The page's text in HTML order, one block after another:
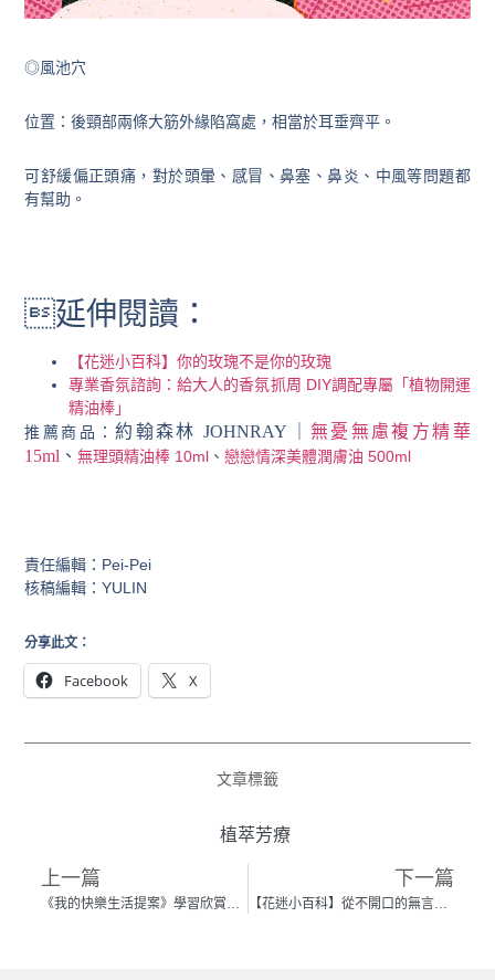
◎風池穴
位置：後頸部兩條大筋外緣陷窩處，相當於耳垂齊平。
可舒緩偏正頭痛，對於頭暈、感冒、鼻塞、鼻炎、中風等問題都
有幫助。
延伸閱讀：
【花迷小百科】你的玫瑰不是你的玫瑰
專業香氛諮詢：給大人的香氛抓周 DIY調配專屬「植物開運
精油棒」
推薦商品：約翰森林 JOHNRAY｜ 無憂無慮複方精華
15ml 、無理頭精油棒 10ml 、戀戀情深美體潤膚油 500ml
責任編輯：Pei-Pei
核稿編輯：YULIN
分享此文：
Facebook X
文章標籤
植萃芳療
上一篇
《我的快樂生活提案》學習欣賞自己，生活就有好事發生。
下一篇
【花迷小百科】從不開口的無言花—梔子花